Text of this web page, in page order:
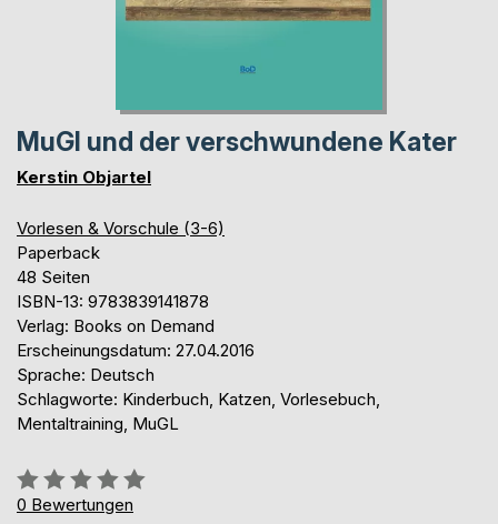
MuGl und der verschwundene Kater
Kerstin Objartel
Vorlesen & Vorschule (3-6)
Paperback
48 Seiten
ISBN-13: 9783839141878
Verlag: Books on Demand
Erscheinungsdatum: 27.04.2016
Sprache: Deutsch
Schlagworte: Kinderbuch, Katzen, Vorlesebuch,
Mentaltraining, MuGL
Bewertung::
0%
0 Bewertungen